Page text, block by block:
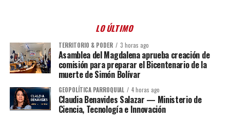
LO ÚLTIMO
TERRITORIO & PODER 3 horas ago
Asamblea del Magdalena aprueba creación de
comisión para preparar el Bicentenario de la
muerte de Simón Bolívar
GEOPOLÍTICA PARROQUIAL 4 horas ago
Claudia Benavides Salazar — Ministerio de
Ciencia, Tecnología e Innovación